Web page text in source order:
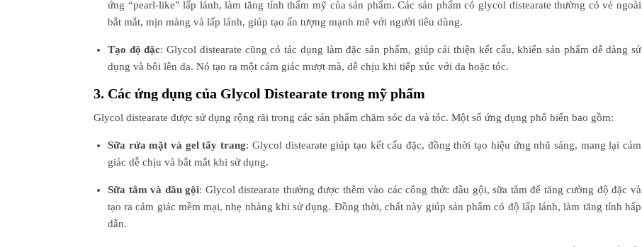
ứng “pearl-like” lấp lánh, làm tăng tính thẩm mỹ của sản phẩm. Các sản phẩm có glycol distearate thường có vẻ ngoài
bắt mắt, mịn màng và lấp lánh, giúp tạo ấn tượng mạnh mẽ với người tiêu dùng.
Tạo độ đặc: Glycol distearate cũng có tác dụng làm đặc sản phẩm, giúp cải thiện kết cấu, khiến sản phẩm dễ dàng sử
dụng và bôi lên da. Nó tạo ra một cảm giác mượt mà, dễ chịu khi tiếp xúc với da hoặc tóc.
3. Các ứng dụng của Glycol Distearate trong mỹ phẩm
Glycol distearate được sử dụng rộng rãi trong các sản phẩm chăm sóc da và tóc. Một số ứng dụng phổ biến bao gồm:
Sữa rửa mặt và gel tẩy trang: Glycol distearate giúp tạo kết cấu đặc, đồng thời tạo hiệu ứng nhũ sáng, mang lại cảm
giác dễ chịu và bắt mắt khi sử dụng.
Sữa tắm và dầu gội: Glycol distearate thường được thêm vào các công thức dầu gội, sữa tắm để tăng cường độ đặc và
tạo ra cảm giác mềm mại, nhẹ nhàng khi sử dụng. Đồng thời, chất này giúp sản phẩm có độ lấp lánh, làm tăng tính hấp
dẫn.